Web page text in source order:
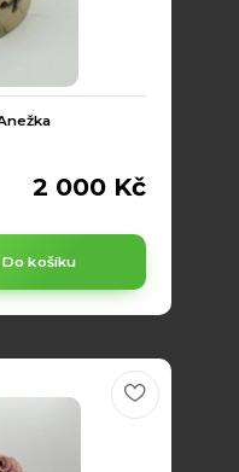
2 000 Kč
Do košíku